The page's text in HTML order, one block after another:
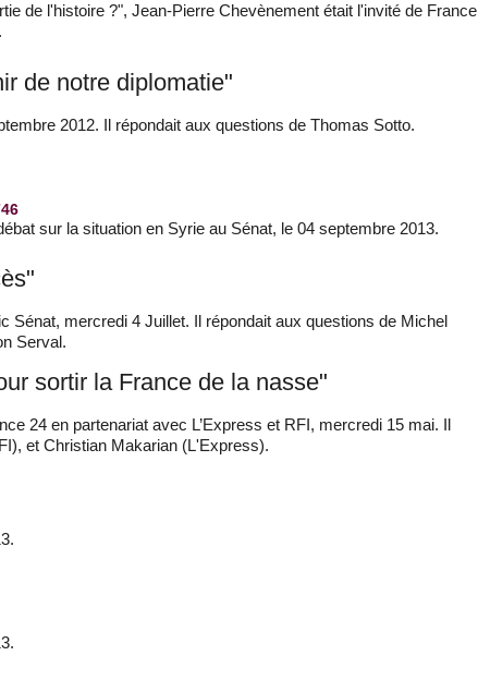
de l'histoire ?", Jean-Pierre Chevènement était l'invité de France
de notre diplomatie"
2012. Il répondait aux questions de Thomas Sotto.
sur la situation en Syrie au Sénat, le 04 septembre 2013.
Sénat, mercredi 4 Juillet. Il répondait aux questions de Michel
Serval.
sortir la France de la nasse"
24 en partenariat avec L’Express et RFI, mercredi 15 mai. Il
et Christian Makarian (L'Express).